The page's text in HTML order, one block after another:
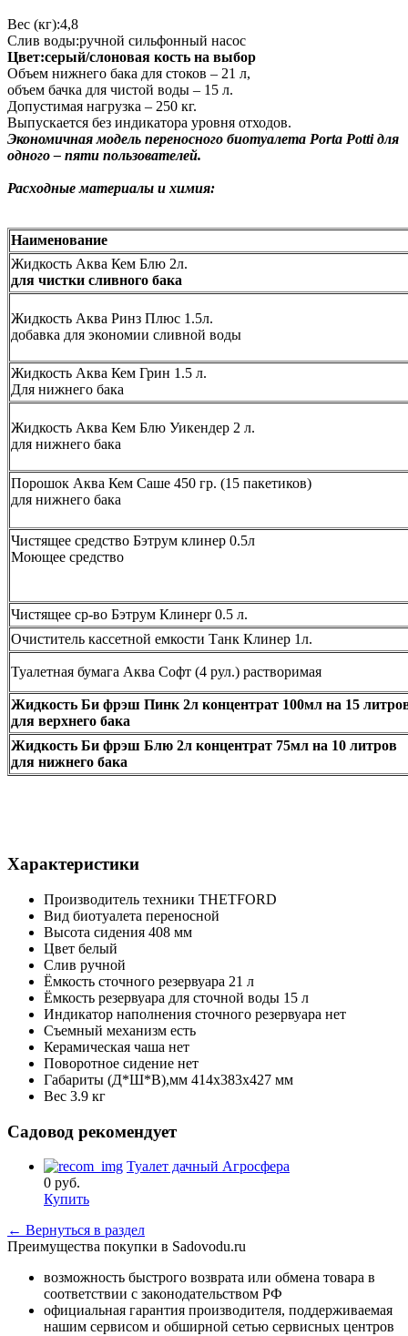
Вес (кг):4,8
Слив воды:ручной сильфонный насос
Цвет:серый/слоновая кость на выбор
Объем нижнего бака для стоков – 21 л,
объем бачка для чистой воды – 15 л.
Допустимая нагрузка – 250 кг.
Выпускается без индикатора уровня отходов.
Экономичная модель переносного биотуалета Porta Potti ​для
одного – пяти пользователей.
Расходные материалы и химия:
Наименование
Жидкость Аква Кем Блю 2л.
для чистки сливного бака
Жидкость Аква Ринз Плюс 1.5л.
добавка для экономии сливной воды
Жидкость Аква Кем Грин 1.5 л.
Для нижнего бака
Жидкость Аква Кем Блю Уикендер 2 л.
для нижнего бака
Порошок Аква Кем Саше 450 гр. (15 пакетиков)
для нижнего бака
Чистящее средство Бэтрум клинер 0.5л
Моющее средство
Чистящее ср-во Бэтрум Клинерr 0.5 л.
Очиститель кассетной емкости Танк Клинер 1л.
Туалетная бумага Аква Софт (4 рул.) растворимая
Жидкость Би фрэш Пинк 2л концентрат 100мл на 15
для верхнего бака
Жидкость Би фрэш Блю 2л концентрат 75мл на 10 литров
для нижнего бака
Характеристики
Производитель техники THETFORD
Вид биотуалета переносной
Высота сидения 408 мм
Цвет белый
Слив ручной
Ёмкость сточного резервуара 21 л
Ёмкость резервуара для сточной воды 15 л
Индикатор наполнения сточного резервуара нет
Съемный механизм есть
Керамическая чаша нет
Поворотное сидение нет
Габариты (Д*Ш*В),мм 414x383x427 мм
Вес 3.9 кг
Садовод рекомендует
Туалет дачный Агросфера
0 руб.
Купить
← Вернуться в раздел
Преимущества покупки в Sadovodu.ru
возможность быстрого возврата или обмена товара в
соответствии с законодательством РФ
официальная гарантия производителя, поддерживаемая
нашим сервисом и обширной сетью сервисных центров